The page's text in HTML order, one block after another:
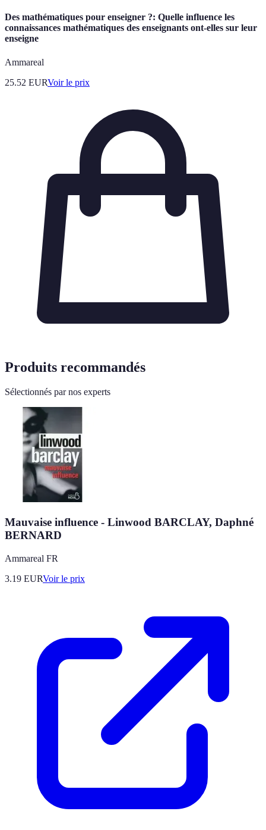
Des mathématiques pour enseigner ?: Quelle influence les
connaissances mathématiques des enseignants ont-elles sur leur
enseigne
Ammareal
25.52 EURVoir le prix
Produits recommandés
Sélectionnés par nos experts
Mauvaise influence - Linwood BARCLAY, Daphné
BERNARD
Ammareal FR
3.19 EURVoir le prix